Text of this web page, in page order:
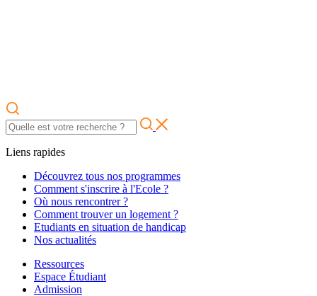
Liens rapides
Découvrez tous nos programmes
Comment s'inscrire à l'Ecole ?
Où nous rencontrer ?
Comment trouver un logement ?
Etudiants en situation de handicap
Nos actualités
Ressources
Espace Étudiant
Admission